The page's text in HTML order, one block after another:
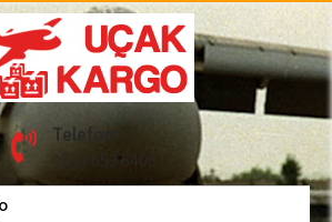
| Acil Kargo
653 6408
Telefon
0535 653 6408